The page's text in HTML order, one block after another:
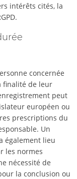
intérêts cités, la
concernée
finalité de leur
peut
européen ou
prescriptions du
Un
également lieu
les normes
nécessité de
la conclusion ou